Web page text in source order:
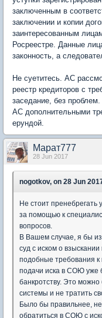
заключенным в
заключении и копии
заинтересованным
Росреестре. Данные
законность, а
Не суетитесь. АС
реестр кредиторов с
заседание, без
АС дополнительными
ерундой.
Марат777
28 Jun 2017
nogotkov, on 28 Jun
Не стоит пренебрегать
за помощью к
вопросов.
В Вашем случае, я бы
суд с иском о
подобные требования
подачи иска в СОЮ уже
банкротству. Это
системы и не тратить
Было бы правильнее,
обратиться в СОЮ с